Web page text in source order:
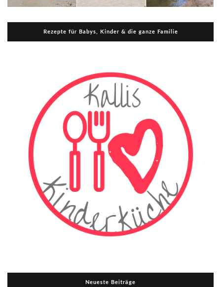
Rezepte für Babys, Kinder & die ganze Familie
Neueste Beiträge